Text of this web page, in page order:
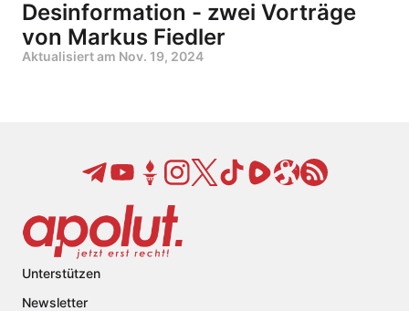
Desinformation - zwei Vorträge
von Markus Fiedler
Aktualisiert am Nov. 19, 2024
Unterstützen
Newsletter